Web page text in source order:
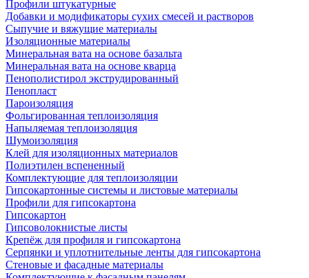
Профили штукатурные
Добавки и модификаторы сухих смесей и растворов
Сыпучие и вяжущие материалы
Изоляционные материалы
Минеральная вата на основе базальта
Минеральная вата на основе кварца
Пенополистирол экструдированный
Пенопласт
Пароизоляция
Фольгированная теплоизоляция
Напыляемая теплоизоляция
Шумоизоляция
Клей для изоляционных материалов
Полиэтилен вспененный
Комплектующие для теплоизоляции
Гипсокартонные системы и листовые материалы
Профили для гипсокартона
Гипсокартон
Гипсоволокнистые листы
Крепёж для профиля и гипсокартона
Серпянки и уплотнительные ленты для гипсокартона
Стеновые и фасадные материалы